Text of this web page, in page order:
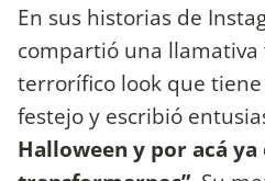
En sus historias de
compartió una
terrorífico look que
festejo y escribió
Halloween y por acá ya